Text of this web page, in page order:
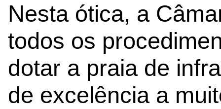
Nesta ótica, a
todos os
dotar a praia de
de excelência a